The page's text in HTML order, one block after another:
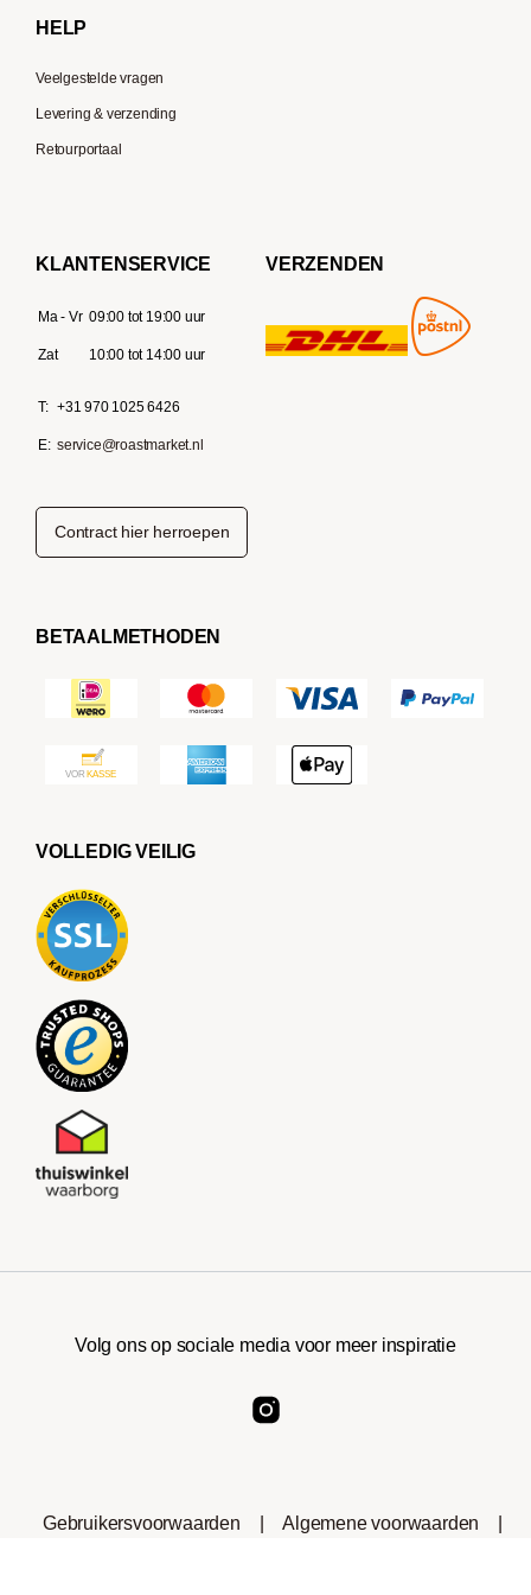
HELP
Veelgestelde vragen
Levering & verzending
Retourportaal
KLANTENSERVICE
Ma - Vr 09:00 tot 19:00 uur
Zat 10:00 tot 14:00 uur
T: +31 970 1025 6426
E: service@roastmarket.nl
VERZENDEN
Contract hier herroepen
BETAALMETHODEN
VOLLEDIG VEILIG
Volg ons op sociale media voor meer inspiratie
Gebruikersvoorwaarden Algemene voorwaarden